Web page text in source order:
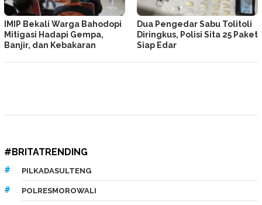
IMIP Bekali Warga Bahodopi
Mitigasi Hadapi Gempa,
Banjir, dan Kebakaran
Dua Pengedar Sabu Tolitoli
Diringkus, Polisi Sita 25 Paket
Siap Edar
#BRITATRENDING
PILKADASULTENG
POLRESMOROWALI